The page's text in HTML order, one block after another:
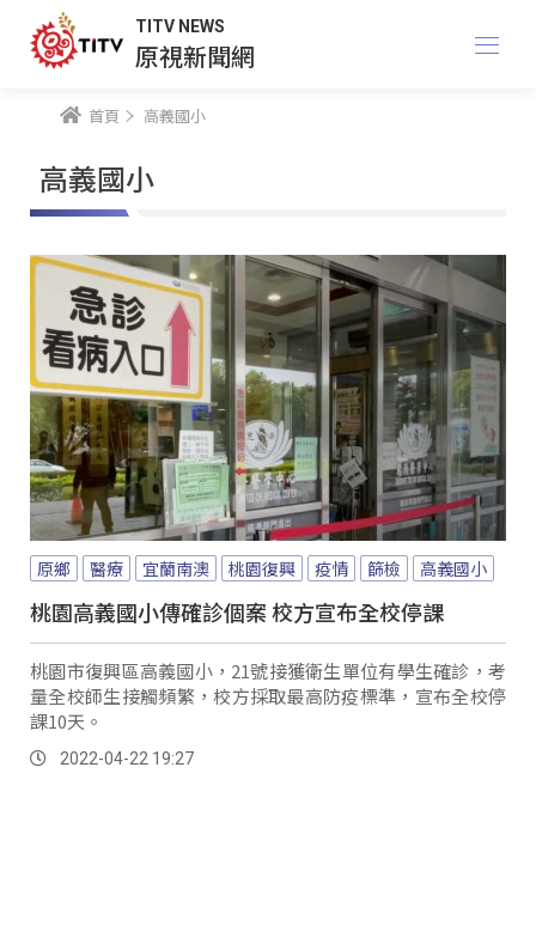
TITV NEWS
原視新聞網
首頁 高義國小
高義國小
原鄉 醫療 宜蘭南澳 桃園復興 疫情 篩檢 高義國小
桃園高義國小傳確診個案 校方宣布全校停課
桃園市復興區高義國小，21號接獲衛生單位有學生確診，考
量全校師生接觸頻繁，校方採取最高防疫標準，宣布全校停
課10天。
2022-04-22 19:27